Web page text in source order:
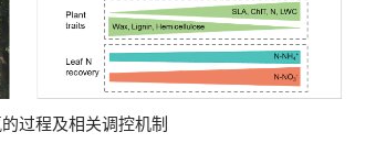
过程及相关调控机制